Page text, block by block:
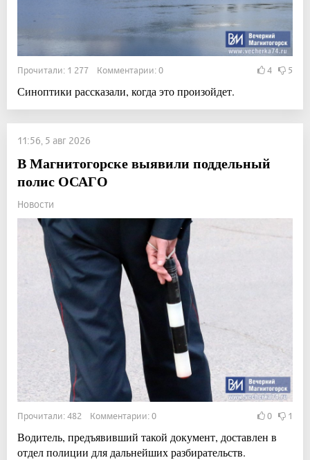
Прочитали: 1 277 Комментарии: 0 4 5
Синоптики рассказали, когда это произойдет.
11:56, 5 авг 2026
В Магнитогорске выявили поддельный
полис ОСАГО
Новости
Прочитали: 482 Комментарии: 0 0 1
Водитель, предъявивший такой документ, доставлен в
отдел полиции для дальнейших разбирательств.